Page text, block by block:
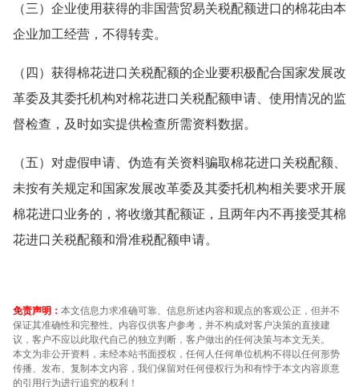
（三）企业使用获得的非国营贸易关税配额进口的棉花由本
企业加工经营，不得转卖。
（四）获得棉花进口关税配额的企业要积极配合国家发展改
革委及其委托机构对棉花进口关税配额申请、使用情况的监
督检查，及时如实提供检查所需资料数据。
（五）对虚假申请、伪造有关资料骗取棉花进口关税配额、
未按有关规定和国家发展改革委及其委托机构相关要求开展
棉花进口业务的，将收缴其配额证，且两年内不再接受其棉
花进口关税配额和滑准税配额申请。
免责声明： 本文信息力求准确可靠、信息所述内容和观点的客观公正，但并不
保证其准确性和完整性。内容仅供客户参考，并不构成对客户决策的直接建
议，客户不应以此取代自己的独立判断，客户做出的任何决策与本文无关。
本文为非公开资料，未经本站书面授权，任何人任何单位机构不得以任何形势
传播、发布、复制本文内容，我们保留对任何侵权行为和有悖于本文内容原意
的引用行为进行追究的权利！